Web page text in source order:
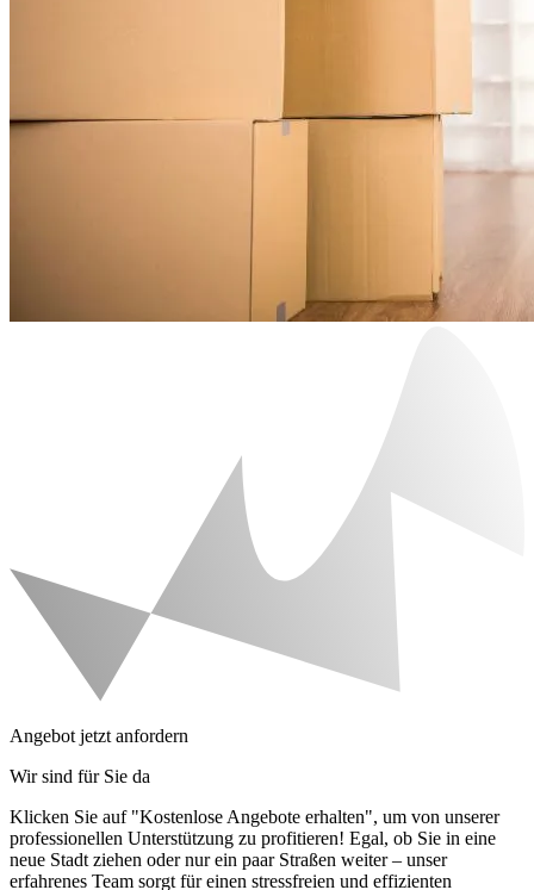
Angebot jetzt anfordern
Wir sind für Sie da
Klicken Sie auf "Kostenlose Angebote erhalten", um von unserer
professionellen Unterstützung zu profitieren! Egal, ob Sie in eine
neue Stadt ziehen oder nur ein paar Straßen weiter – unser
erfahrenes Team sorgt für einen stressfreien und effizienten